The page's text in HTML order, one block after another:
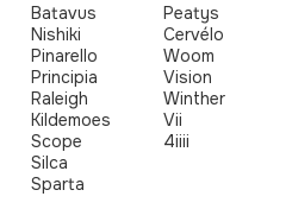
Batavus
Nishiki
Pinarello
Principia
Raleigh
Kildemoes
Scope
Silca
Sparta
Peatys
Cervélo
Woom
Vision
Winther
Vii
4iiii